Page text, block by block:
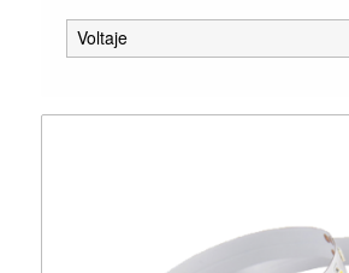
Voltaje